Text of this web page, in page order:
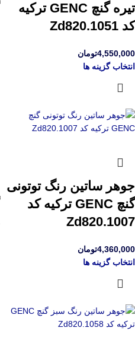
تیره گنچ GENC ترکیه
کد Zd820.1051
4,550,000تومان
انتخاب گزینه ها
جوهر ساتین رنگ توتونی
گنچ GENC ترکیه کد
Zd820.1007
4,360,000تومان
انتخاب گزینه ها